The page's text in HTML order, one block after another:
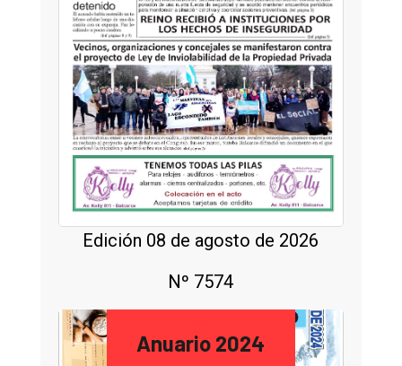
Edición 08 de agosto de 2026
Nº 7574
Anuario 2024